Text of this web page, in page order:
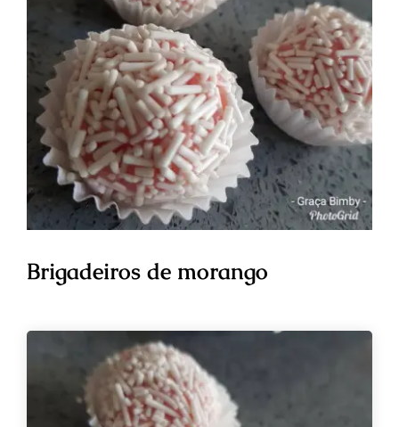
Contactos
Brigadeiros de morango